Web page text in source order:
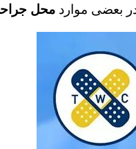
بعضی موارد محل